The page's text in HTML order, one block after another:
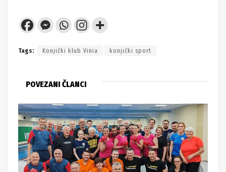
Tags: Konjički klub Vinia konjički sport
POVEZANI ČLANCI